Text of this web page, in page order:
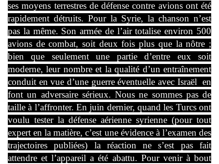
ses moyens terrestres de défense contre avions ont été
rapidement détruits. Pour la Syrie, la chanson n’est
pas la même. Son armée de l’air totalise environ 500
avions de combat, soit deux fois plus que la nôtre ;
bien que seulement une partie d’entre eux soit
moderne, leur nombre et la qualité d’un entraînement
conduit en vue d’une guerre éventuelle avec Israël en
font un adversaire sérieux. Nous ne sommes pas de
taille à l’affronter. En juin dernier, quand les Turcs ont
voulu tester la défense aérienne syrienne (pour tout
expert en la matière, c’est une évidence à l’examen des
trajectoires publiées) la réaction ne s’est pas fait
attendre et l’appareil a été abattu. Pour venir à bout